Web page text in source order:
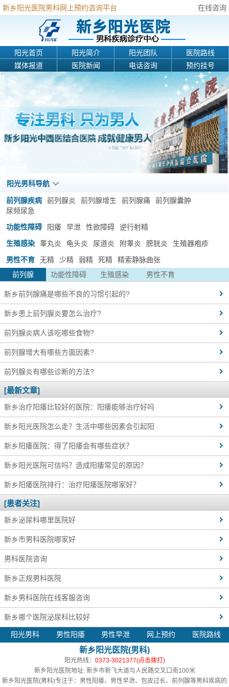
在线咨询
新乡阳光医院男科网上预约咨询平台
阳光首页 阳光简介 阳光团队
医院路线
媒体报道
医院新闻 电话咨询 预约挂号
阳光男科导航
前列腺疾病 前列腺炎 前列腺增生 前列腺痛
前列腺囊肿
尿频尿急
功能性障碍
阳痿 早泄 性欲障碍
逆行射精
生殖感染
睾丸炎 龟头炎 尿道炎 附睾炎 膀胱炎
生殖器疱疹
男性不育
无精 少精 弱精 死精
精索静脉曲张
前列腺
功能性障碍 生殖感染 男性不育
新乡前列腺痛是哪些不良的习惯引起的?
新乡患上前列腺炎要怎么治疗?
前列腺炎病人该吃哪些食物?
前列腺增大有哪些方面因素?
前列腺炎有哪些诊断的方法?
[最新文章]
新乡治疗阳痿比较好的医院：阳痿能够治疗好吗
新乡阳光医院怎么走？生活中哪些因素会引起阳
新乡阳痿医院：得了阳痿会有哪些症状？
新乡阳光医院可信吗？造成阳痿常见的原因？
新乡阳痿医院排行：治疗阳痿医院哪家好？
[患者关注]
新乡泌尿科哪里医院好
新乡市男科医院哪家好
男科医院咨询
新乡正规男科医院
新乡男科医院在线客服咨询
新乡哪个医院泌尿科比较好
阳光男科 男性阳痿 男性早泄 网上预约 医院路线
新乡阳光医院(男科)
阳光热线： 0373-3021377(点击拨打)
新乡阳光医院地址: 新乡市新飞大道与人民路交叉口南100米
新乡阳光医院(男科)专注于：男性阳痿、男性早泄、包皮过长、前列腺等男科疾病的